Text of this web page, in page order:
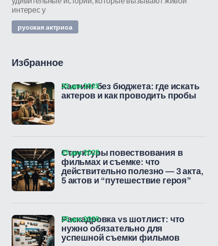
интерес у
русская актриса
Избранное
Кастинг без бюджета: где искать
актеров и как проводить пробы
25 дек 2025
Структуры повествования в
фильмах и съемке: что
действительно полезно — 3 акта,
5 актов и “путешествие героя”
25 дек 2025
Раскадровка vs шотлист: что
нужно обязательно для
успешной съемки фильмов
25 дек 2025